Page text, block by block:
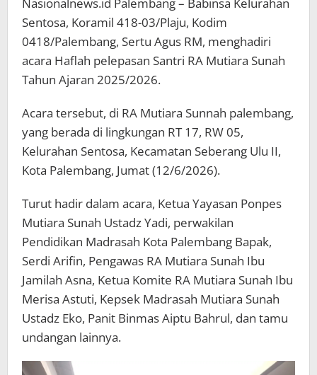
Sentosa, Koramil 418-03/Plaju, Kodim
0418/Palembang, Sertu Agus RM, menghadiri
acara Haflah pelepasan Santri RA Mutiara Sunah
Tahun Ajaran 2025/2026.
Acara tersebut, di RA Mutiara Sunnah palembang,
yang berada di lingkungan RT 17, RW 05,
Kelurahan Sentosa, Kecamatan Seberang Ulu II,
Kota Palembang, Jumat (12/6/2026).
Turut hadir dalam acara, Ketua Yayasan Ponpes
Mutiara Sunah Ustadz Yadi, perwakilan
Pendidikan Madrasah Kota Palembang Bapak,
Serdi Arifin, Pengawas RA Mutiara Sunah Ibu
Jamilah Asna, Ketua Komite RA Mutiara Sunah Ibu
Merisa Astuti, Kepsek Madrasah Mutiara Sunah
Ustadz Eko, Panit Binmas Aiptu Bahrul, dan tamu
undangan lainnya.